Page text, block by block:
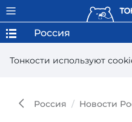
Тонкости используют
Россия
Россия Новости